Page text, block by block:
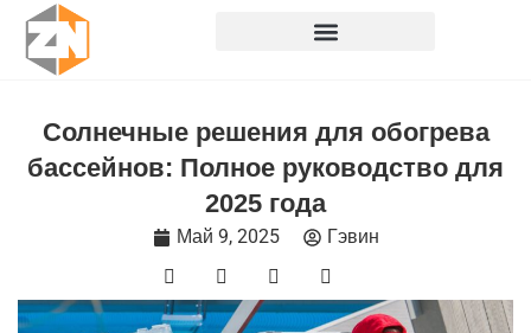
Перейти
содержанию
Солнечные решения для обогрева
бассейнов: Полное руководство для
2025 года
Май 9, 2025 Гэвин